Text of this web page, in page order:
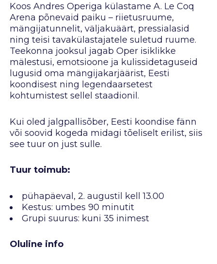
Koos Andres Operiga külastame A. Le Coq
Arena põnevaid paiku – riietusruume,
mängijatunnelit, väljakuäärt, pressialasid
ning teisi tavakülastajatele suletud ruume.
Teekonna jooksul jagab Oper isiklikke
mälestusi, emotsioone ja kulissidetaguseid
lugusid oma mängijakarjäärist, Eesti
koondisest ning legendaarsetest
kohtumistest sellel staadionil.
Kui oled jalgpallisõber, Eesti koondise fänn
või soovid kogeda midagi tõeliselt erilist, siis
see tuur on just sulle.
Tuur toimub:
pühapäeval, 2. augustil kell 13.00
Kestus: umbes 90 minutit
Grupi suurus: kuni 35 inimest
Oluline info